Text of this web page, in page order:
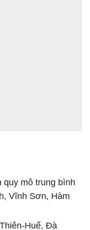
quy mô trung bình
Vĩnh Sơn, Hàm
Huế, Đà